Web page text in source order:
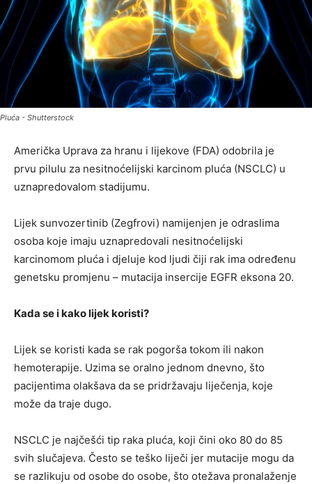
Pluća - Shutterstock
Američka Uprava za hranu i lijekove (FDA) odobrila je
prvu pilulu za nesitnoćelijski karcinom pluća (NSCLC) u
uznapredovalom stadijumu.
Lijek sunvozertinib (Zegfrovi) namijenjen je odraslima
osoba koje imaju uznapredovali nesitnoćelijski
karcinomom pluća i djeluje kod ljudi čiji rak ima određenu
genetsku promjenu – mutacija insercije EGFR eksona 20.
Kada se i kako lijek koristi?
Lijek se koristi kada se rak pogorša tokom ili nakon
hemoterapije. Uzima se oralno jednom dnevno, što
pacijentima olakšava da se pridržavaju liječenja, koje
može da traje dugo.
NSCLC je najčešći tip raka pluća, koji čini oko 80 do 85
svih slučajeva. Često se teško liječi jer mutacije mogu da
se razlikuju od osobe do osobe, što otežava pronalaženje